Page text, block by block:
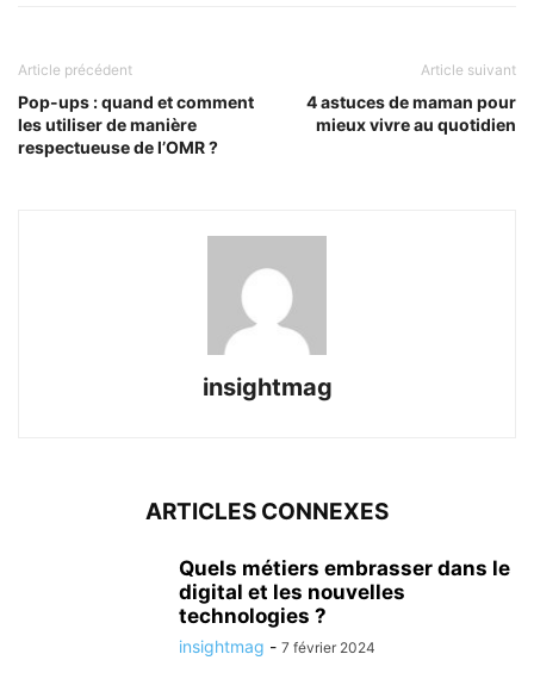
Article précédent
Pop-ups : quand et comment
les utiliser de manière
respectueuse de l’OMR ?
Article suivant
4 astuces de maman pour
mieux vivre au quotidien
insightmag
ARTICLES CONNEXES
Quels métiers embrasser dans le
digital et les nouvelles
technologies ?
insightmag - 7 février 2024